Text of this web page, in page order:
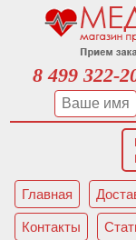
8 499 322-
Главная
Контакты